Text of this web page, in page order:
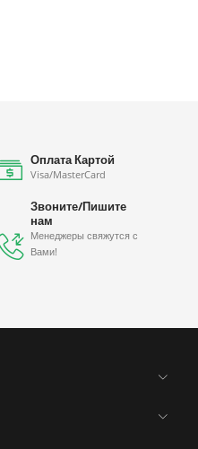
Оплата Картой
Visa/MasterCard
Звоните/Пишите
нам
Менеджеры свяжутся с
Вами!